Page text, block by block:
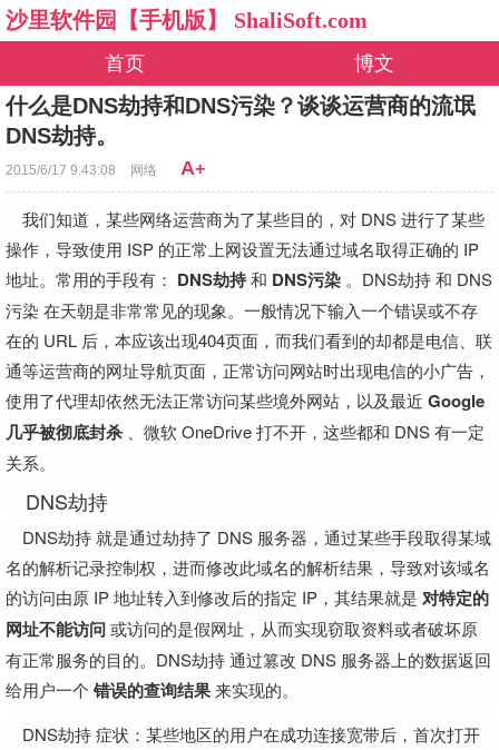
沙里软件园【手机版】 ShaliSoft.com
首页 博文
什么是DNS劫持和DNS污染？谈谈运营商的流氓
DNS劫持。
2015/6/17 9:43:08 网络 A+
我们知道，某些网络运营商为了某些目的，对 DNS 进行了某些
操作，导致使用 ISP 的正常上网设置无法通过域名取得正确的 IP
地址。常用的手段有： DNS劫持和 DNS污染 。DNS劫持 和 DNS
污染 在天朝是非常常见的现象。一般情况下输入一个错误或不存
在的 URL 后，本应该出现404页面，而我们看到的却都是电信、联
通等运营商的网址导航页面，正常访问网站时出现电信的小广告，
使用了代理却依然无法正常访问某些境外网站，以及最近 Google
几乎被彻底封杀 、微软 OneDrive 打不开，这些都和 DNS 有一定
关系。
DNS劫持
DNS劫持 就是通过劫持了 DNS 服务器，通过某些手段取得某域
名的解析记录控制权，进而修改此域名的解析结果，导致对该域名
的访问由原 IP 地址转入到修改后的指定 IP，其结果就是 对特定的
网址不能访问或访问的是假网址，从而实现窃取资料或者破坏原
有正常服务的目的。DNS劫持 通过篡改 DNS 服务器上的数据返回
给用户一个 错误的查询结果来实现的。
DNS劫持 症状：某些地区的用户在成功连接宽带后，首次打开